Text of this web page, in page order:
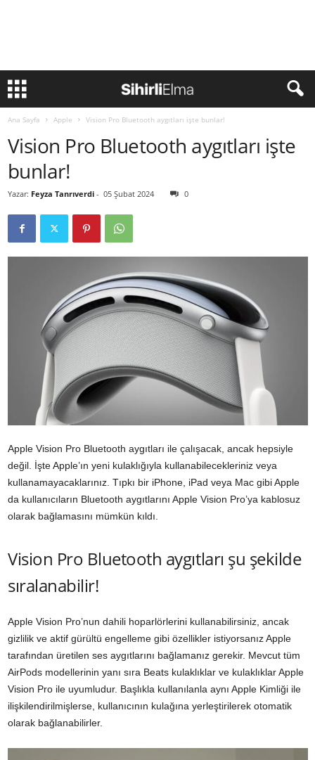
Ana Sayfa Apple Vision Pro Bluetooth aygıtları işte bunlar!
Vision Pro Bluetooth aygıtları işte
bunlar!
Yazar: Feyza Tanrıverdi - 05 Şubat 2024 0
Apple Vision Pro Bluetooth aygıtları ile çalışacak, ancak hepsiyle
değil. İşte Apple’ın yeni kulaklığıyla kullanabilecekleriniz veya
kullanamayacaklarınız. Tıpkı bir iPhone, iPad veya Mac gibi Apple
da kullanıcıların Bluetooth aygıtlarını Apple Vision Pro’ya kablosuz
olarak bağlamasını mümkün kıldı.
Vision Pro Bluetooth aygıtları şu şekilde
sıralanabilir!
Apple Vision Pro’nun dahili hoparlörlerini kullanabilirsiniz, ancak
gizlilik ve aktif gürültü engelleme gibi özellikler istiyorsanız Apple
tarafından üretilen ses aygıtlarını bağlamanız gerekir. Mevcut tüm
AirPods modellerinin yanı sıra Beats kulaklıklar ve kulaklıklar Apple
Vision Pro ile uyumludur. Başlıkla kullanılanla aynı Apple Kimliği ile
ilişkilendirilmişlerse, kullanıcının kulağına yerleştirilerek otomatik
olarak bağlanabilirler.